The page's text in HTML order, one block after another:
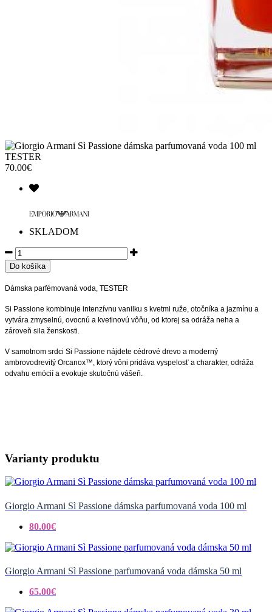
70.00€
SKLADOM
Dámska parfémovaná voda, TESTER
Si Passione kombinuje intenzívnu vanilku s kvetmi ruže, otočníka a jazmínu a
vytvára zmyselnú, ovocnú a kvetinovú vôňu, od ktorej sa odráža neha a
zároveň sila ženskosti.
V samotnom srdci Si Passione nájdete cédrové drevo a moderný
ambrovodrevitý Orcanox™, ktorý vôni pridáva vyspelosť a charakter, odráža
odvahu emócií a evokuje skutočnú vášeň.
Varianty produktu
Giorgio Armani Sì Passione dámska parfumovaná voda 100 ml
80.00€
Giorgio Armani Sì Passione parfumovaná voda dámska 50 ml
65.00€